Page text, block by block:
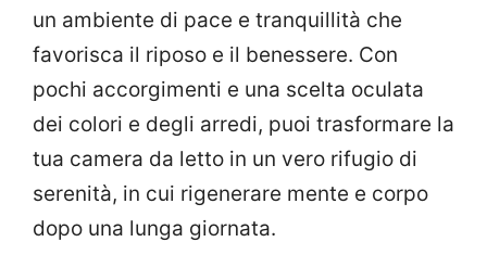
un ambiente di pace e tranquillità che
favorisca il riposo e il benessere. Con
pochi accorgimenti e una scelta oculata
dei colori e degli arredi, puoi trasformare la
tua camera da letto in un vero rifugio di
serenità, in cui rigenerare mente e corpo
dopo una lunga giornata.